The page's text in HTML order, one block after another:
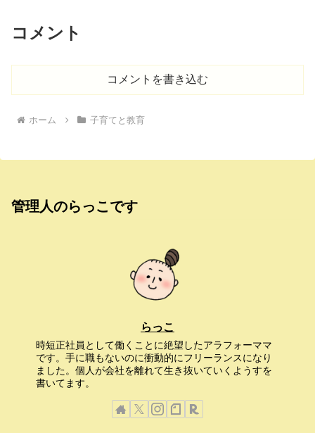
コメント
コメントを書き込む
ホーム 子育てと教育
管理人のらっこです
らっこ
時短正社員として働くことに絶望したアラフォーママ
です。手に職もないのに衝動的にフリーランスになり
ました。個人が会社を離れて生き抜いていくようすを
書いてます。